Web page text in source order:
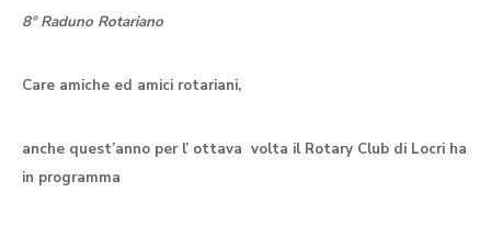
Calendario
8° Raduno Rotariano
Care amiche ed amici rotariani,
anche quest’anno per l’ ottava volta il Rotary Club di Locri ha
in programma